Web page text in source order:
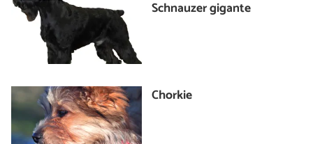
Schnauzer gigante
Chorkie